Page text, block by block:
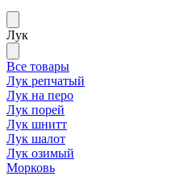
Лук
Все товары
Лук репчатый
Лук на перо
Лук порей
Лук шнитт
Лук шалот
Лук озимый
Морковь